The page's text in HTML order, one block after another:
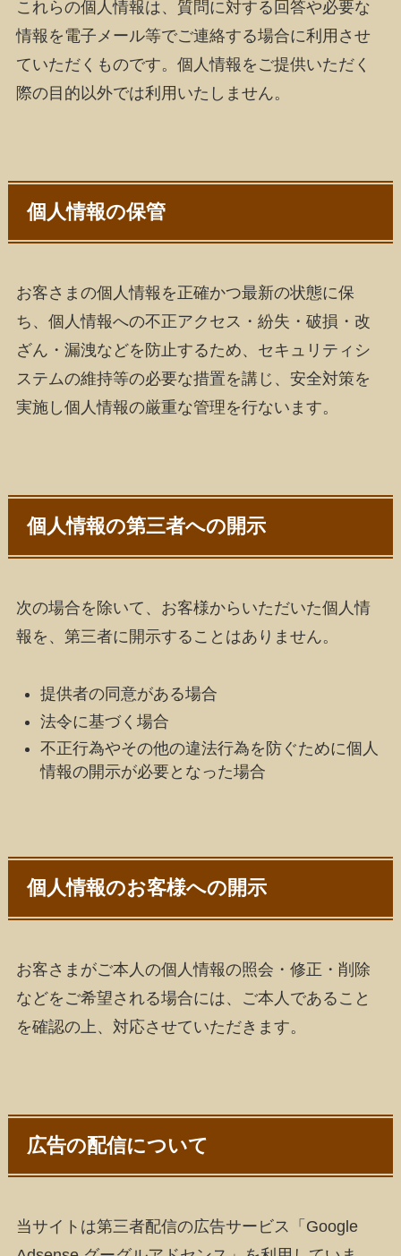
これらの個人情報は、質問に対する回答や必要な
情報を電子メール等でご連絡する場合に利用させ
ていただくものです。個人情報をご提供いただく
際の目的以外では利用いたしません。
個人情報の保管
お客さまの個人情報を正確かつ最新の状態に保
ち、個人情報への不正アクセス・紛失・破損・改
ざん・漏洩などを防止するため、セキュリティシ
ステムの維持等の必要な措置を講じ、安全対策を
実施し個人情報の厳重な管理を行ないます。
個人情報の第三者への開示
次の場合を除いて、お客様からいただいた個人情
報を、第三者に開示することはありません。
提供者の同意がある場合
法令に基づく場合
不正行為やその他の違法行為を防ぐために個人
情報の開示が必要となった場合
個人情報のお客様への開示
お客さまがご本人の個人情報の照会・修正・削除
などをご希望される場合には、ご本人であること
を確認の上、対応させていただきます。
広告の配信について
当サイトは第三者配信の広告サービス「Google